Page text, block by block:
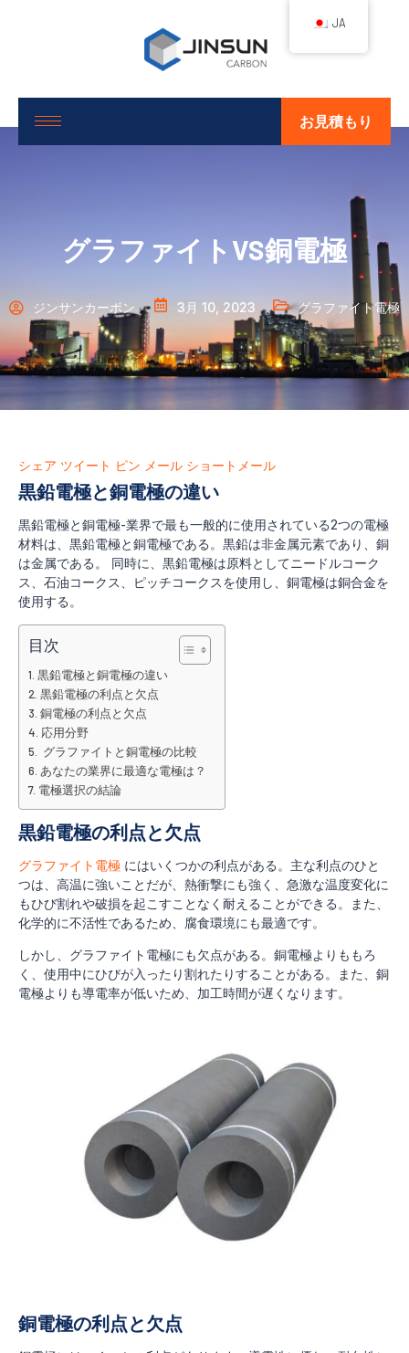
お見積もり
グラファイトVS銅電極
ジンサンカーボン 3月 10, 2023 グラファイト電極
シェア ツイート ピン メール ショートメール
黒鉛電極と銅電極の違い
黒鉛電極と銅電極-業界で最も一般的に使用されている2つの電極
材料は、黒鉛電極と銅電極である。黒鉛は非金属元素であり、銅
は金属である。 同時に、黒鉛電極は原料としてニードルコーク
ス、石油コークス、ピッチコークスを使用し、銅電極は銅合金を
使用する。
目次
黒鉛電極と銅電極の違い
黒鉛電極の利点と欠点
銅電極の利点と欠点
応用分野
グラファイトと銅電極の比較
あなたの業界に最適な電極は？
電極選択の結論
黒鉛電極の利点と欠点
グラファイト電極 にはいくつかの利点がある。主な利点のひと
つは、高温に強いことだが、熱衝撃にも強く、急激な温度変化に
もひび割れや破損を起こすことなく耐えることができる。また、
化学的に不活性であるため、腐食環境にも最適です。
しかし、グラファイト電極にも欠点がある。銅電極よりももろ
く、使用中にひびが入ったり割れたりすることがある。また、銅
電極よりも導電率が低いため、加工時間が遅くなります。
銅電極の利点と欠点
JA